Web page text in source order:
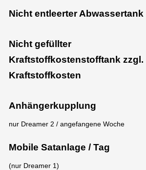
Nicht entleerter Abwassertank
Nicht gefüllter
Kraftstoffkostenstofftank zzgl.
Kraftstoffkosten
Anhängerkupplung
nur Dreamer 2 / angefangene Woche
Mobile Satanlage / Tag
(nur Dreamer 1)